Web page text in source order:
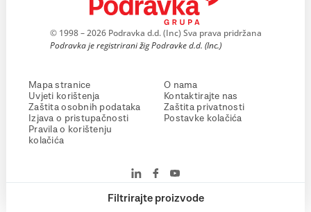
Filtrirajte proizvode
© 1998 – 2026 Podravka d.d. (Inc) Sva prava pridržana
Podravka je registrirani žig Podravke d.d. (Inc.)
Mapa stranice
Uvjeti korištenja
Zaštita osobnih podataka
Izjava o pristupačnosti
Pravila o korištenju
kolačića
O nama
Kontaktirajte nas
Zaštita privatnosti
Postavke kolačića